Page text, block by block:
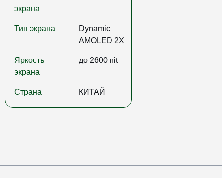
экрана
Тип экрана
Dynamic
AMOLED 2X
Яркость
экрана
до 2600 nit
Страна КИТАЙ